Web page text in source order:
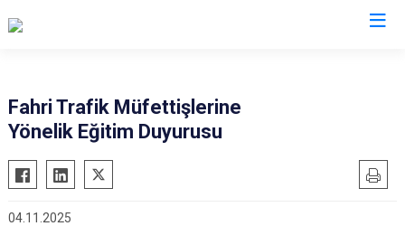
Fahri Trafik Müfettişlerine
Yönelik Eğitim Duyurusu
04.11.2025